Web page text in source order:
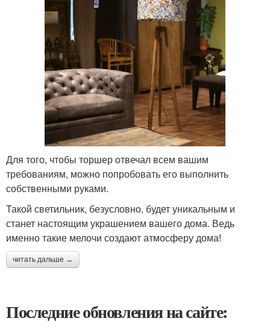
Для того, чтобы торшер отвечал всем вашим
требованиям, можно попробовать его выполнить
собственными руками.
Такой светильник, безусловно, будет уникальным и
станет настоящим украшением вашего дома. Ведь
именно такие мелочи создают атмосферу дома!
читать дальше →
Последние обновления на сайте: